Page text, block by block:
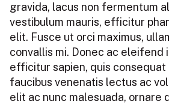
gravida, lacus non fermentum
vestibulum mauris, efficitur
elit. Fusce ut orci maximus,
convallis mi. Donec ac eleifend
efficitur sapien, quis consequat
faucibus venenatis lectus ac
elit ac nunc malesuada, ornare